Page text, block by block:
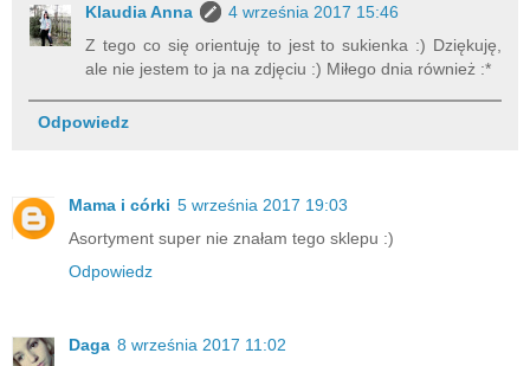
Klaudia Anna
4 września 2017 15:46
Z tego co się orientuję to jest to sukienka :) Dziękuję,
ale nie jestem to ja na zdjęciu :) Miłego dnia również :*
Odpowiedz
Mama i córki 5 września 2017 19:03
Asortyment super nie znałam tego sklepu :)
Odpowiedz
Daga 8 września 2017 11:02